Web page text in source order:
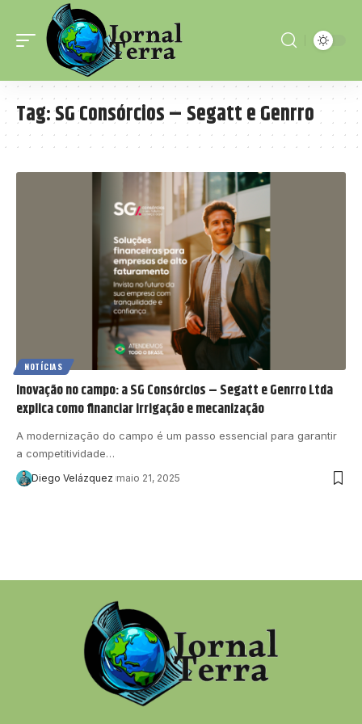
Tag:SG Consórcios – Segatt e Genrro
NOTÍCIAS
Inovação no campo: a SG Consórcios – Segatt e Genrro Ltda
explica como financiar irrigação e mecanização
A modernização do campo é um passo essencial para garantir
a competitividade…
Diego Velázquez maio 21, 2025